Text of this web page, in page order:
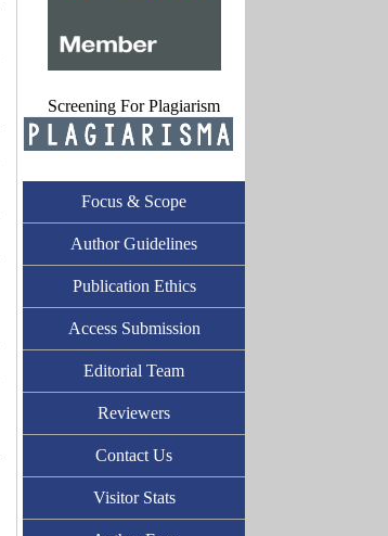
Screening For Plagiarism
Focus & Scope
Author Guidelines
Publication Ethics
Access Submission
Editorial Team
Reviewers
Contact Us
Visitor Stats